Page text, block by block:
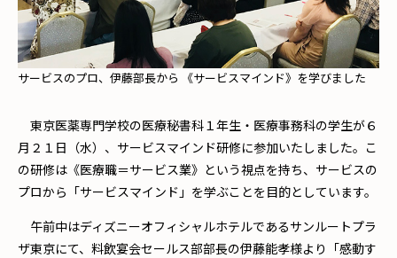
サービスのプロ、伊藤部長から 《サービスマインド》を学びました
東京医薬専門学校の医療秘書科１年生・医療事務科の学生が６
月２１日（水）、サービスマインド研修に参加いたしました。こ
の研修は《医療職＝サービス業》という視点を持ち、サービスの
プロから「サービスマインド」を学ぶことを目的としています。
午前中はディズニーオフィシャルホテルであるサンルートプラ
ザ東京にて、料飲宴会セールス部部長の伊藤能孝様より「感動す